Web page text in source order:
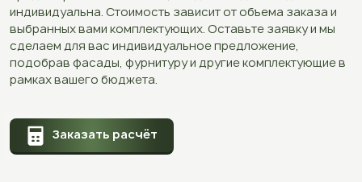
индивидуальна. Стоимость зависит от объема заказа и
выбранных вами комплектующих. Оставьте заявку и мы
сделаем для вас индивидуальное предложение,
подобрав фасады, фурнитуру и другие комплектующие в
рамках вашего бюджета.
Заказать расчёт